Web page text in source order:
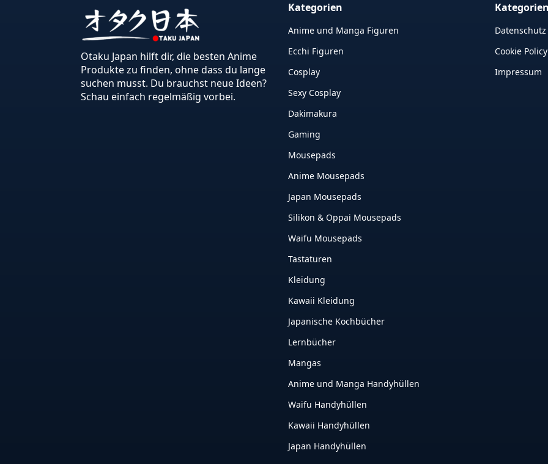
Otaku Japan hilft dir, die besten Anime
Produkte zu finden, ohne dass du lange
suchen musst. Du brauchst neue Ideen?
Schau einfach regelmäßig vorbei.
Kategorien
Anime und Manga Figuren
Ecchi Figuren
Cosplay
Sexy Cosplay
Dakimakura
Gaming
Mousepads
Anime Mousepads
Japan Mousepads
Silikon & Oppai Mousepads
Waifu Mousepads
Tastaturen
Kleidung
Kawaii Kleidung
Japanische Kochbücher
Lernbücher
Mangas
Anime und Manga Handyhüllen
Waifu Handyhüllen
Kawaii Handyhüllen
Japan Handyhüllen
Kategorien
Datenschutz
Cookie
Impressum